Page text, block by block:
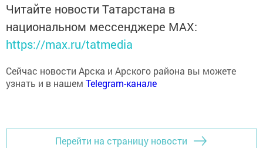
Читайте новости Татарстана в
национальном мессенджере MАХ:
https://max.ru/tatmedia
Сейчас новости Арска и Арского района вы можете
узнать и в нашем Telegram-канале
Перейти на страницу новости